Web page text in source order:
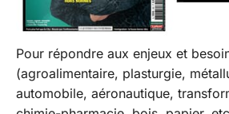
Pour répondre aux enjeux et
(agroalimentaire, plasturgie,
automobile, aéronautique,